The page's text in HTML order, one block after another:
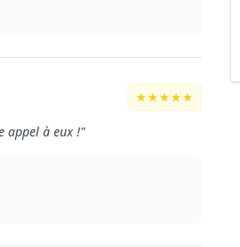
★★★★★
appel à eux !"